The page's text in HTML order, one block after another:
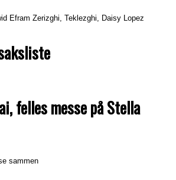
Efram Zerizghi, Teklezghi, Daisy Lopez
felles messe på Stella
sammen